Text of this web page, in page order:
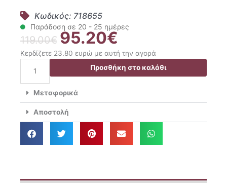
Κωδικός: 718655
Παράδοση σε 20 - 25 ημέρες
119.00€ Original
price
was:
119.00€.
95.20€
τρέχουσα
τιμή
είναι:
Κερδίζετε 23.80 ευρώ με αυτή την αγορά
Club
Βαλίτσα
Ταξιδίου
Premium
Προσθήκη στο καλάθι
Μεταφορικά
Αποστολή